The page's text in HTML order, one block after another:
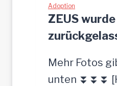
e
s
u
c
ü
b
s
c
Adoption
ZEUS
Mehr Fotos
unten ⏬⏬⏬